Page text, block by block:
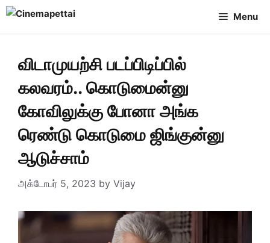
Skip
Menu
விடாமுயற்சி படப்பிடிப்பில்
கலவரம்.. கொடுமைன்னு
கோவிலுக்கு போனா அங்க
ரெண்டு கொடுமை ஜிங்குன்னு
ஆடுச்சாம்
அக்டோபர் 5, 2023 by Vijay